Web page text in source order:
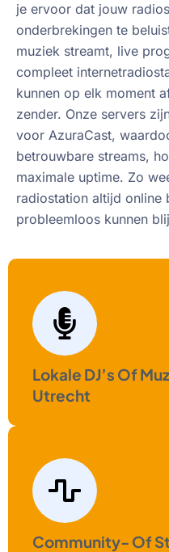
je ervoor dat jouw
onderbrekingen te
muziek streamt, live
compleet
kunnen op elk moment
zender. Onze servers
voor AzuraCast,
betrouwbare streams,
maximale uptime. Zo
radiostation altijd online
probleemloos kunnen
Lokale DJ’s Of
Utrecht
Community- Of